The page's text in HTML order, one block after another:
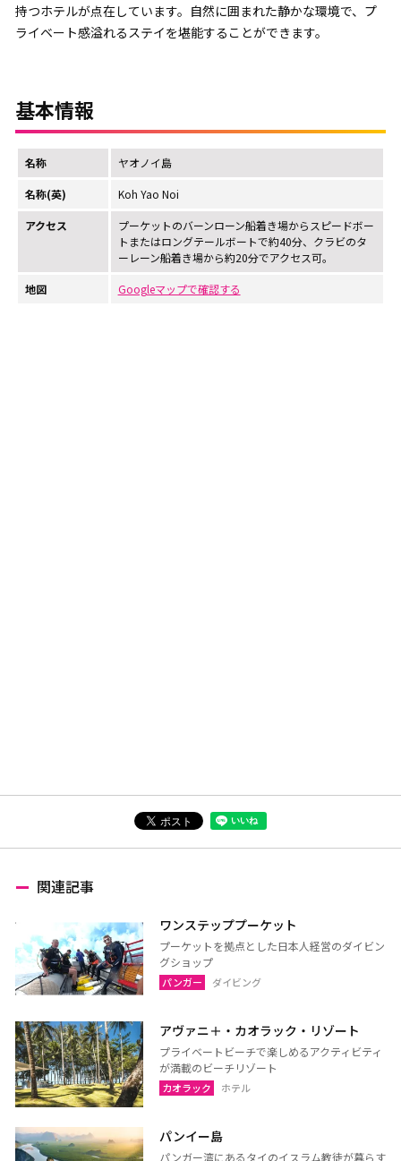
持つホテルが点在しています。自然に囲まれた静かな環境で、プ
ライベート感溢れるステイを堪能することができます。
基本情報
名称 ヤオノイ島
名称(英) Koh Yao Noi
アクセス
プーケットのバーンローン船着き場からスピードボー
トまたはロングテールボートで約40分、クラビのタ
ーレーン船着き場から約20分でアクセス可。
地図 Googleマップで確認する
関連記事
ワンステッププーケット
プーケットを拠点とした日本人経営のダイビン
グショップ
パンガー ダイビング
アヴァニ＋・カオラック・リゾート
プライベートビーチで楽しめるアクティビティ
が満載のビーチリゾート
カオラック ホテル
パンイー島
パンガー湾にあるタイのイスラム教徒が暮らす